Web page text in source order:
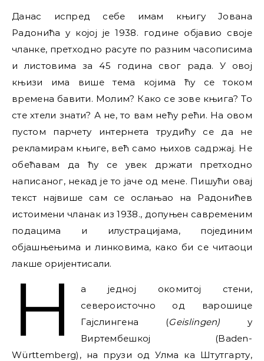
Данас испред себе имам књигу Јована
Радонића у којој је 1938. године објавио своје
чланке, претходно расуте по разним часописима
и листовима за 45 година свог рада. У овој
књизи има више тема којима ћу се током
времена бавити. Молим? Како се зове књига? То
сте хтели знати? А не, то вам нећу рећи. На овом
пустом парчету интернета трудићу се да не
рекламирам књиге, већ само њихов садржај. Не
обећавам да ћу се увек држати претходно
написаног, некад је то јаче од мене. Пишући овај
текст највише сам се ослањао на Радонићев
истоимени чланак из 1938., допуњен савременим
подацима и илустрацијама, појединим
објашњењима и линковима, како би се читаоци
лакше оријентисали.
Н
а једној окомитој стени,
североисточно од варошице
Гајслингена (Geislingen) у
Виртембешкој (Baden-
Württemberg), на прузи од Улма ка Штутгарту,